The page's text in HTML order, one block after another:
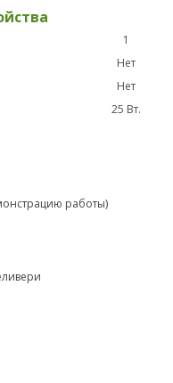
1
Нет
Нет
25 Вт.
работы)